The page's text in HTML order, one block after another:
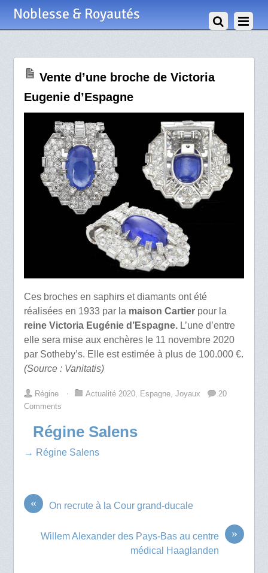
Noblesse & Royautés
Vente d’une broche de Victoria
Eugenie d’Espagne
Ces broches en saphirs et diamants ont été
réalisées en 1933 par la maison Cartierpour la
reine Victoria Eugénie d’Espagne. L’une d’entre
elle sera mise aux enchères le 11 novembre 2020
par Sotheby’s. Elle est estimée à plus de 100.000 €.
(Source : Vanitatis)
Régine ⋅ Actualité 2020, Espagne, Joyaux
20
Comments
Régine Salens
→ Régine Salens
« On recrute à la Cour grand-ducale
»
Willem Alexander des Pays-Bas au centre
médical Haaglanden